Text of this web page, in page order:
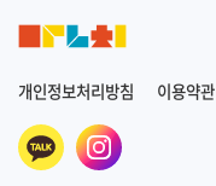
개인정보처리방침 이용약관